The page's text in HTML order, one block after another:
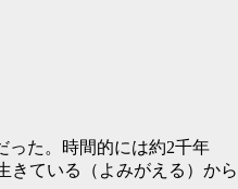
った。時間的には約2千年
きている（よみがえる）から